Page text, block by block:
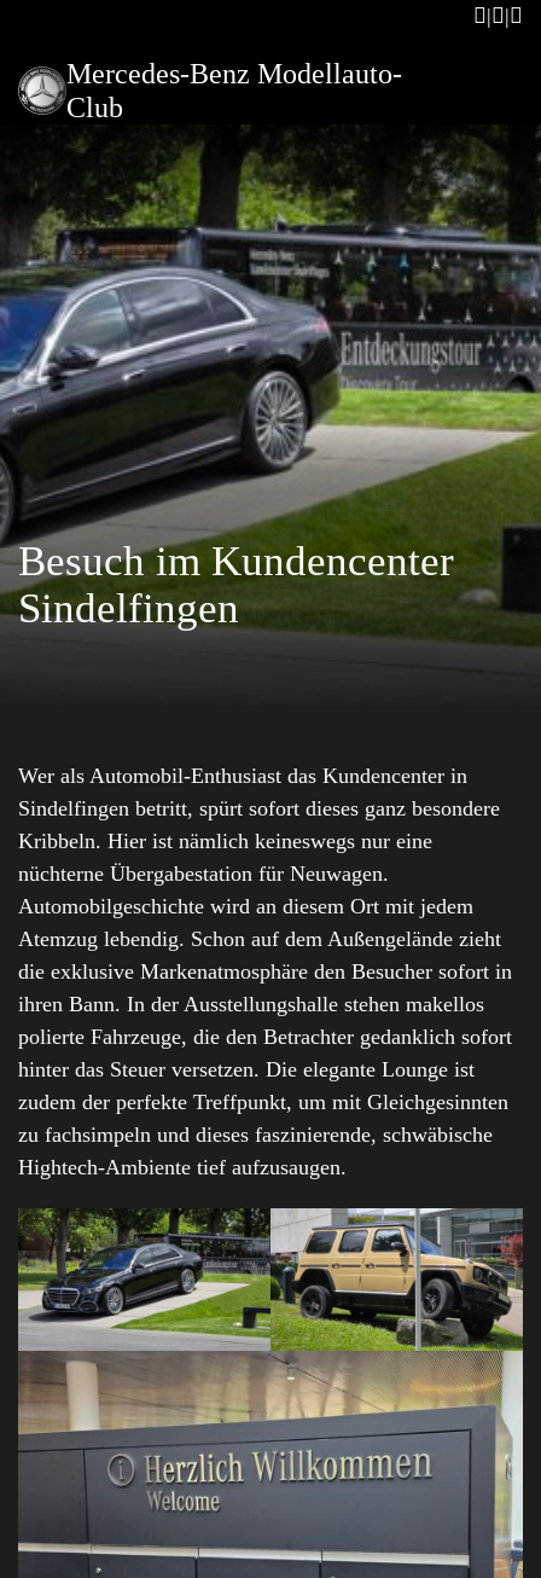
Mercedes-Benz Modellauto-
Club
Besuch im Kundencenter
Sindelfingen
Wer als Automobil-Enthusiast das Kundencenter in
Sindelfingen betritt, spürt sofort dieses ganz besondere
Kribbeln. Hier ist nämlich keineswegs nur eine
nüchterne Übergabestation für Neuwagen.
Automobilgeschichte wird an diesem Ort mit jedem
Atemzug lebendig. Schon auf dem Außengelände zieht
die exklusive Markenatmosphäre den Besucher sofort in
ihren Bann. In der Ausstellungshalle stehen makellos
polierte Fahrzeuge, die den Betrachter gedanklich sofort
hinter das Steuer versetzen. Die elegante Lounge ist
zudem der perfekte Treffpunkt, um mit Gleichgesinnten
zu fachsimpeln und dieses faszinierende, schwäbische
Hightech-Ambiente tief aufzusaugen.